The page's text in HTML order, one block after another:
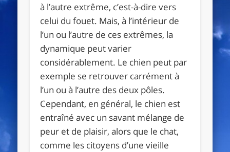
à l’autre extrême, c’est-à-dire vers
celui du fouet. Mais, à l’intérieur de
l’un ou l’autre de ces extrêmes, la
dynamique peut varier
considérablement. Le chien peut par
exemple se retrouver carrément à
l’un ou à l’autre des deux pôles.
Cependant, en général, le chien est
entraîné avec un savant mélange de
peur et de plaisir, alors que le chat,
comme les citoyens d’une vieille